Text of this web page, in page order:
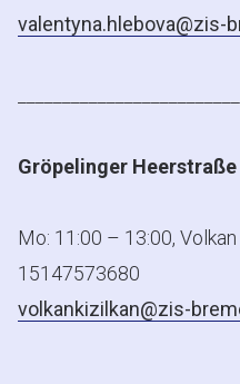
valentyna.hlebova@zis-
Gröpelinger Heerstraße
Mo: 11:00 – 13:00, Volkan
15147573680
volkankizilkan@zis-